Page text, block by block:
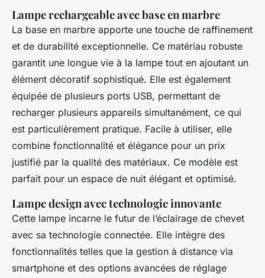
Lampe rechargeable avec base en marbre
La base en marbre apporte une touche de raffinement
et de durabilité exceptionnelle. Ce matériau robuste
garantit une longue vie à la lampe tout en ajoutant un
élément décoratif sophistiqué. Elle est également
équipée de plusieurs ports USB, permettant de
recharger plusieurs appareils simultanément, ce qui
est particulièrement pratique. Facile à utiliser, elle
combine fonctionnalité et élégance pour un prix
justifié par la qualité des matériaux. Ce modèle est
parfait pour un espace de nuit élégant et optimisé.
Lampe design avec technologie innovante
Cette lampe incarne le futur de l’éclairage de chevet
avec sa technologie connectée. Elle intègre des
fonctionnalités telles que la gestion à distance via
smartphone et des options avancées de réglage